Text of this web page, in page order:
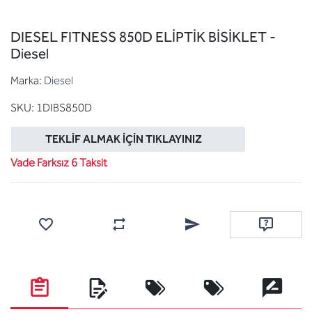
DIESEL FITNESS 850D ELİPTİK BİSİKLET -
Diesel
Marka: Diesel
SKU: 1DIBS850D
TEKLIF ALMAK İÇIN TIKLAYINIZ
Vade Farksız 6 Taksit
Karşılaştırma listesine ekleArkadaşına e-posta ile
Soru sor